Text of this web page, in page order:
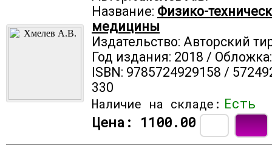
Название: Физико-
медицины
Издательство: Авторский
Год издания: 2018 /
ISBN: 9785724929158 /
330
Наличие на складе: Есть
Цена: 1100.00